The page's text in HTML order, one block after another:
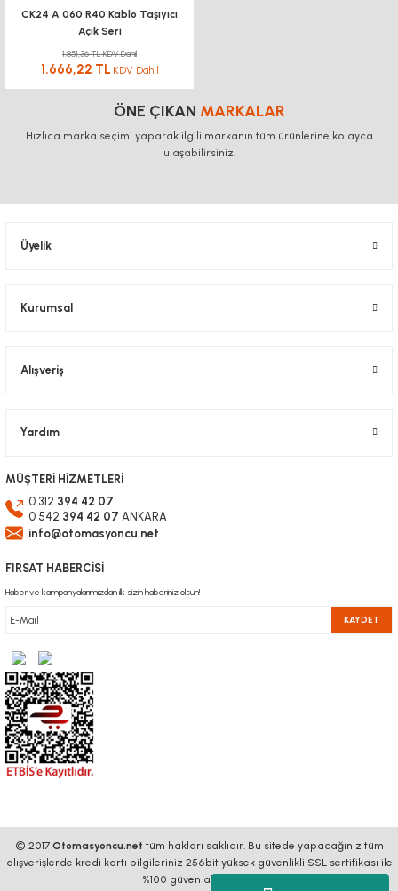
CK24 A 060 R40 Kablo Taşıyıcı
Açık Seri
1.851,36 TL KDV Dahil
1.666,22 TL KDV Dahil
ÖNE ÇIKAN MARKALAR
Hızlıca marka seçimi yaparak ilgili markanın tüm ürünlerine kolayca
ulaşabilirsiniz.
Üyelik
Kurumsal
Alışveriş
Yardım
MÜŞTERİ HİZMETLERİ
0 312 394 42 07
0 542 394 42 07 ANKARA
info@otomasyoncu.net
FIRSAT HABERCİSİ
Haber ve kampanyalarımızdan ilk sizin haberiniz olsun!
KAYDET
© 2017 Otomasyoncu.net tüm hakları saklıdır. Bu sitede yapacağınız tüm
alışverişlerde kredi kartı bilgileriniz 256bit yüksek güvenlikli SSL sertifikası ile
%100 güven altındadır.